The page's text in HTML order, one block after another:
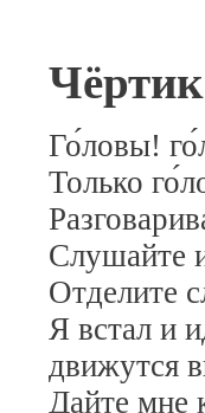
Го́ловы!
Только
Слушайте
Отделите
Я встал и
движутся
Дайте мне